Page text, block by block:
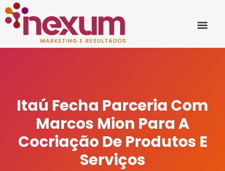
Itaú Fecha Parceria Com
Marcos Mion Para A
Cocriação De Produtos E
Serviços